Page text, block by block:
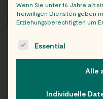
WIEN
Wenn Sie unter 16 Jahre alt
freiwilligen Diensten geben
Erziehungsberechtigten um
The following is a list
Essential
Alle
Individuelle